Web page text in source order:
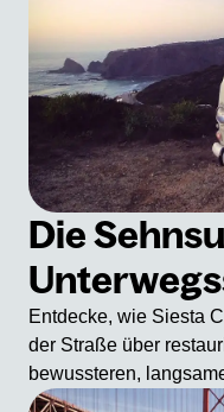
Die
Entdecke, wie Siesta
der Straße über
bewussteren,